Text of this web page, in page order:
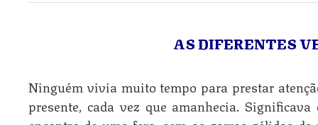
AS DIFERENTES
Ninguém vivia muito tempo para prestar
presente, cada vez que amanhecia.